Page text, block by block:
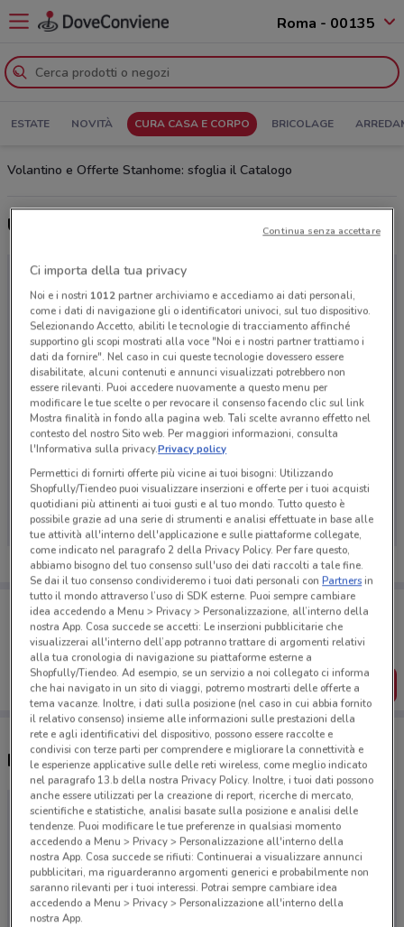
Roma - 00135
ESTATE NOVITÀ CURA CASA E CORPO BRICOLAGE
Volantino e Offerte Stanhome: sfoglia il Catalogo
Ultime offerte del volantino Stanhome
Ci dispiace, al momento non abbiamo pubblicato
volantini nella tua zona. Riprova più tardi.
Porta DoveConviene sempre con te!
Puoi trovare le migliori offerte dei negozi vicino a te,
salvarle e creare la tua lista del risparmio, comodamente
dal tuo cellulare.
SCARICA L’APP
Negozi Stanhome nelle vicinanze
Ci importa della tua privacy
Noi e i nostri 1012partner archiviamo e accediamo ai dati personali,
come i dati di navigazione gli o identificatori univoci, sul tuo dispositivo.
Selezionando Accetto, abiliti le tecnologie di tracciamento affinché
supportino gli scopi mostrati alla voce "Noi e i nostri partner trattiamo i
dati da fornire". Nel caso in cui queste tecnologie dovessero essere
disabilitate, alcuni contenuti e annunci visualizzati potrebbero non
essere rilevanti. Puoi accedere nuovamente a questo menu per
modificare le tue scelte o per revocare il consenso facendo clic sul link
Mostra finalità in fondo alla pagina web. Tali scelte avranno effetto nel
contesto del nostro Sito web. Per maggiori informazioni, consulta
l'Informativa sulla privacy.Privacy policy
Permettici di fornirti offerte più vicine ai tuoi bisogni: Utilizzando
Shopfully/Tiendeo puoi visualizzare inserzioni e offerte per i tuoi acquisti
quotidiani più attinenti ai tuoi gusti e al tuo mondo. Tutto questo è
possibile grazie ad una serie di strumenti e analisi effettuate in base alle
tue attività all'interno dell'applicazione e sulle piattaforme collegate,
come indicato nel paragrafo 2 della Privacy Policy. Per fare questo,
abbiamo bisogno del tuo consenso sull'uso dei dati raccolti a tale fine.
Se dai il tuo consenso condivideremo i tuoi dati personali conPartnersin
tutto il mondo attraverso l’uso di SDK esterne. Puoi sempre cambiare
idea accedendo a Menu > Privacy > Personalizzazione, all’interno della
nostra App. Cosa succede se accetti: Le inserzioni pubblicitarie che
visualizzerai all'interno dell’app potranno trattare di argomenti relativi
alla tua cronologia di navigazione su piattaforme esterne a
Shopfully/Tiendeo. Ad esempio, se un servizio a noi collegato ci informa
che hai navigato in un sito di viaggi, potremo mostrarti delle offerte a
tema vacanze. Inoltre, i dati sulla posizione (nel caso in cui abbia fornito
il relativo consenso) insieme alle informazioni sulle prestazioni della
rete e agli identificativi del dispositivo, possono essere raccolte e
condivisi con terze parti per comprendere e migliorare la connettività e
le esperienze applicative sulle delle reti wireless, come meglio indicato
nel paragrafo 13.b della nostra Privacy Policy. Inoltre, i tuoi dati possono
anche essere utilizzati per la creazione di report, ricerche di mercato,
scientifiche e statistiche, analisi basate sulla posizione e analisi delle
tendenze. Puoi modificare le tue preferenze in qualsiasi momento
accedendo a Menu > Privacy > Personalizzazione all'interno della
nostra App. Cosa succede se rifiuti: Continuerai a visualizzare annunci
pubblicitari, ma riguarderanno argomenti generici e probabilmente non
saranno rilevanti per i tuoi interessi. Potrai sempre cambiare idea
accedendo a Menu > Privacy > Personalizzazione all'interno della
nostra App.
Continua senza accettare